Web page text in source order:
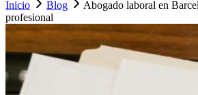
Inicio Blog
Abogado laboral en
profesional